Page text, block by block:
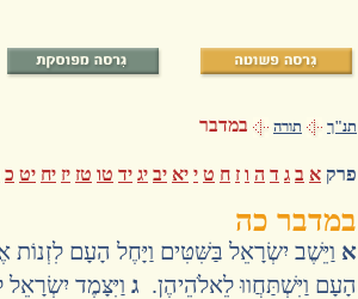
תנ"ך תורה במדבר
פרק א ב ג ד ה ו ז ח ט י יא יב יג יד טו טז יז יח יט כ
במדבר כה
א וַיֵּשֶׁב יִשְׂרָאֵל בַּשִּׁטִּים וַיָּחֶל הָעָם לִזְנוֹת
הָעָם וַיִּשְׁתַּחֲווּ לֵאלֹהֵיהֶן. ג וַיִּצָּמֶד יִשְׂרָאֵל